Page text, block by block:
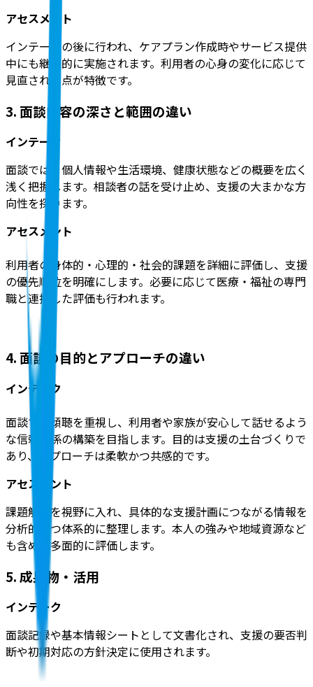
アセスメント
インテークの後に行われ、ケアプラン作成時やサービス提供
中にも継続的に実施されます。利用者の心身の変化に応じて
見直される点が特徴です。
3. 面談内容の深さと範囲の違い
インテーク
面談では、個人情報や生活環境、健康状態などの概要を広く
浅く把握します。相談者の話を受け止め、支援の大まかな方
向性を探ります。
アセスメント
利用者の身体的・心理的・社会的課題を詳細に評価し、支援
の優先順位を明確にします。必要に応じて医療・福祉の専門
職と連携した評価も行われます。
4. 面談の目的とアプローチの違い
インテーク
面談では傾聴を重視し、利用者や家族が安心して話せるよう
な信頼関係の構築を目指します。目的は支援の土台づくりで
あり、アプローチは柔軟かつ共感的です。
アセスメント
課題解決を視野に入れ、具体的な支援計画につながる情報を
分析的かつ体系的に整理します。本人の強みや地域資源など
も含めて多面的に評価します。
5. 成果物・活用
インテーク
面談記録や基本情報シートとして文書化され、支援の要否判
断や初期対応の方針決定に使用されます。